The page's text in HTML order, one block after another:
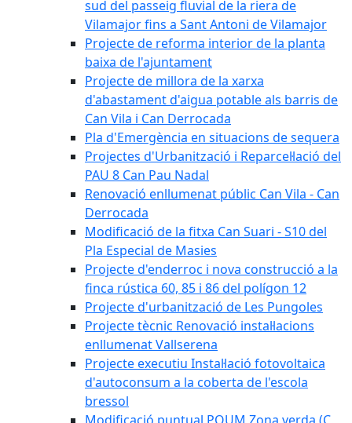
sud del passeig fluvial de la riera de
Vilamajor fins a Sant Antoni de Vilamajor
Projecte de reforma interior de la planta
baixa de l'ajuntament
Projecte de millora de la xarxa
d'abastament d'aigua potable als barris de
Can Vila i Can Derrocada
Pla d'Emergència en situacions de sequera
Projectes d'Urbanització i Reparcel·lació del
PAU 8 Can Pau Nadal
Renovació enllumenat públic Can Vila - Can
Derrocada
Modificació de la fitxa Can Suari - S10 del
Pla Especial de Masies
Projecte d'enderroc i nova construcció a la
finca rústica 60, 85 i 86 del polígon 12
Projecte d'urbanització de Les Pungoles
Projecte tècnic Renovació instal·lacions
enllumenat Vallserena
Projecte executiu Instal·lació fotovoltaica
d'autoconsum a la coberta de l'escola
bressol